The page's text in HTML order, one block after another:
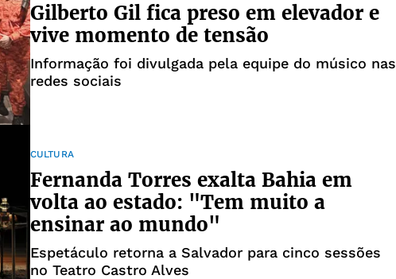
Gilberto Gil fica preso em elevador e
vive momento de tensão
Informação foi divulgada pela equipe do músico nas
redes sociais
CULTURA
Fernanda Torres exalta Bahia em
volta ao estado: "Tem muito a
ensinar ao mundo"
Espetáculo retorna a Salvador para cinco sessões
no Teatro Castro Alves